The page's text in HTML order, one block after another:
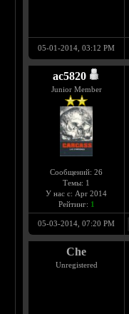
05-01-2014, 03:12 PM
ac5820
Junior Member
Сообщений: 26
Темы: 1
У нас с: Apr 2014
Рейтинг: 1
05-03-2014, 07:20 PM
Che
Unregistered